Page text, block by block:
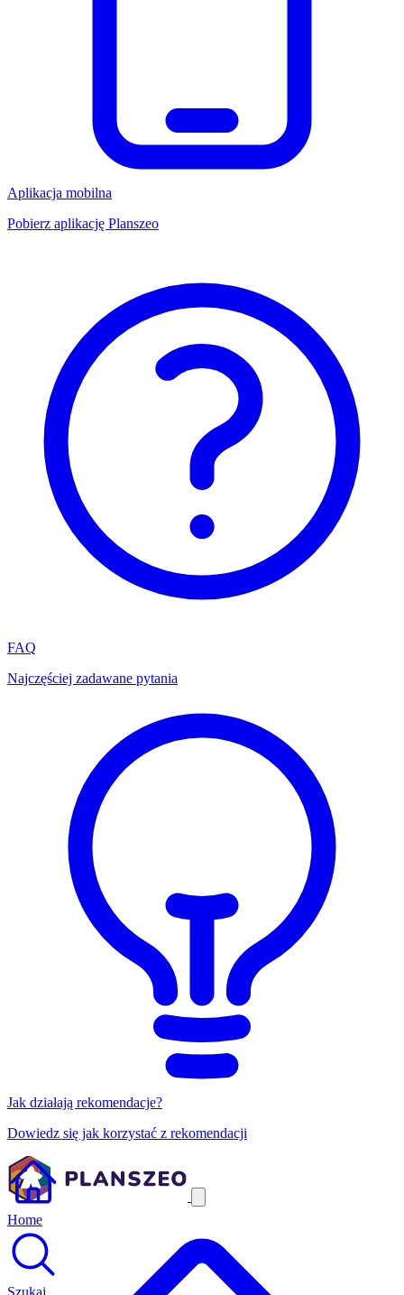
Aplikacja mobilna
Pobierz aplikację Planszeo
FAQ
Najczęściej zadawane pytania
Jak działają rekomendacje?
Dowiedz się jak korzystać z rekomendacji
Home
Szukaj